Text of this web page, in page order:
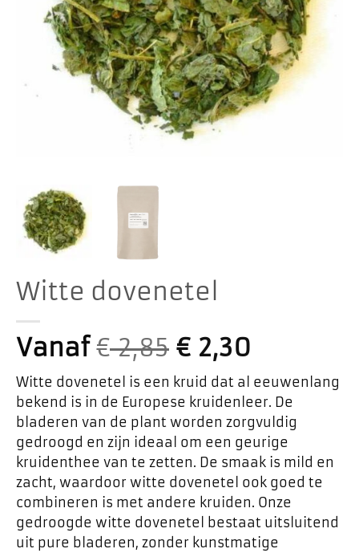
Witte dovenetel
Vanaf€2,85 €2,30
Witte dovenetel is een kruid dat al eeuwenlang
bekend is in de Europese kruidenleer. De
bladeren van de plant worden zorgvuldig
gedroogd en zijn ideaal om een geurige
kruidenthee van te zetten. De smaak is mild en
zacht, waardoor witte dovenetel ook goed te
combineren is met andere kruiden. Onze
gedroogde witte dovenetel bestaat uitsluitend
uit pure bladeren, zonder kunstmatige